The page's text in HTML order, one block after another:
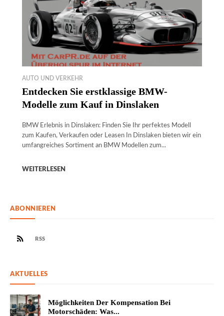
AUTO UND VERKEHR
Entdecken Sie erstklassige BMW-
Modelle zum Kauf in Dinslaken
BMW Erlebnis in Dinslaken: Finden Sie Ihr perfektes Modell
zum Kaufen, Verkaufen oder Leasen In Dinslaken bieten wir ein
umfangreiches Sortiment an BMW Modellen zum...
WEITERLESEN
ABONNIEREN
RSS
AKTUELLES
Möglichkeiten Der Kompensation Bei
Motorschäden: Was...